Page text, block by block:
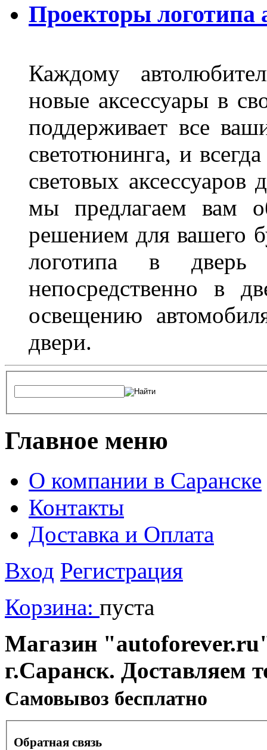
Проекторы логотипа
Каждому
новые аксессуары в
поддерживает все
светотюнинга, и
световых
мы предлагаем вам
решением для вашего
логотипа в дверь
непосредственно в
освещению
двери.
Главное меню
О компании в Саранске
Контакты
Доставка и Оплата
Вход Регистрация
Корзина: пуста
Магазин
г.Саранск. Доставляем
Cамовывоз бесплатно
Обратная связь